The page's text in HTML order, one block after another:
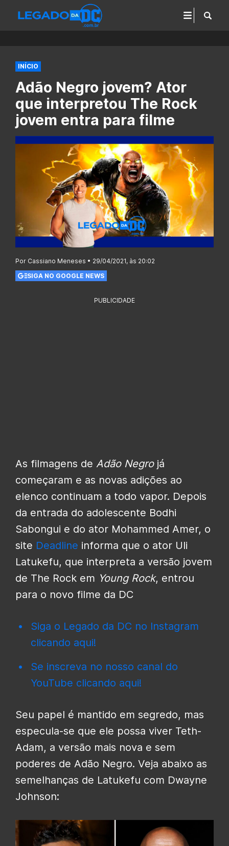
INÍCIO
Adão Negro jovem? Ator
que interpretou The Rock
jovem entra para filme
Por Cassiano Meneses • 29/04/2021, às 20:02
SIGA NO GOOGLE NEWS
PUBLICIDADE
As filmagens de Adão Negrojá
começaram e as novas adições ao
elenco continuam a todo vapor. Depois
da entrada do adolescente Bodhi
Sabongui e do ator Mohammed Amer, o
site Deadline informa que o ator Uli
Latukefu, que interpreta a versão jovem
de The Rock em Young Rock, entrou
para o novo filme da DC
Siga o Legado da DC no Instagram
clicando aqui!
Se inscreva no nosso canal do
YouTube clicando aqui!
Seu papel é mantido em segredo, mas
especula-se que ele possa viver Teth-
Adam, a versão mais nova e sem
poderes de Adão Negro. Veja abaixo as
semelhanças de Latukefu com Dwayne
Johnson: